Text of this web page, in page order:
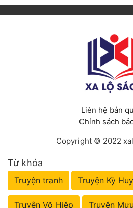
Liên hệ bản
Chính sách
Copyright © 2022
Từ khóa
Truyện tranh Truyện Kỳ
Truyện Võ Hiệp Truyện